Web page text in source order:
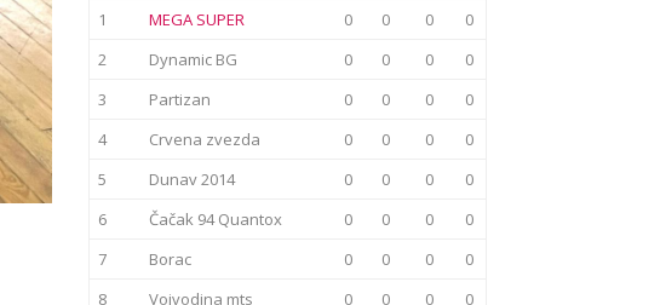
1
MEGA SUPER 0 0 0
0
2
Dynamic BG 0 0 0
0
3
Partizan 0 0 0
0
4
Crvena zvezda 0 0 0
0
5
Dunav 2014 0 0 0
0
6
Čačak 94 Quantox 0 0 0
0
7
Borac 0 0 0
0
8
Vojvodina mts 0 0 0
0